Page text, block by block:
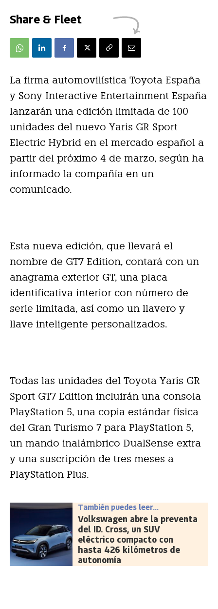
Share & Fleet
La firma automovilística Toyota España
y Sony Interactive Entertainment España
lanzarán una edición limitada de 100
unidades del nuevo Yaris GR Sport
Electric Hybrid en el mercado español a
partir del próximo 4 de marzo, según ha
informado la compañía en un
comunicado.
Esta nueva edición, que llevará el
nombre de GT7 Edition, contará con un
anagrama exterior GT, una placa
identificativa interior con número de
serie limitada, así como un llavero y
llave inteligente personalizados.
Todas las unidades del Toyota Yaris GR
Sport GT7 Edition incluirán una consola
PlayStation 5, una copia estándar física
del Gran Turismo 7 para PlayStation 5,
un mando inalámbrico DualSense extra
y una suscripción de tres meses a
PlayStation Plus.
También puedes leer...
Volkswagen abre la preventa
del ID. Cross, un SUV
eléctrico compacto con
hasta 426 kilómetros de
autonomía